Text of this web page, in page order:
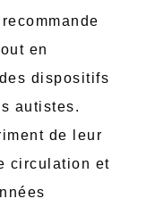
en
dispositifs
autistes.
de leur
circulation et